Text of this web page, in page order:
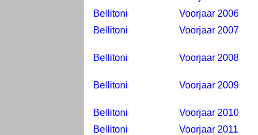
Bellitoni
Voorjaar 2006
Bellitoni
Voorjaar 2007
Bellitoni Voorjaar 2008
Bellitoni Voorjaar 2009
Bellitoni Voorjaar 2010
Bellitoni
Voorjaar 2011